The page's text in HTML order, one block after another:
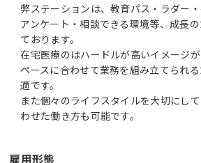
弊ステーションは、教育パス・ラダー
アンケート・相談できる環境等、成長
ております。
在宅医療のはハードルが高いイメージ
ペースに合わせて業務を組み立てられ
適です。
また個々のライフスタイルを大切にし
わせた働き方も可能です。
雇用形態